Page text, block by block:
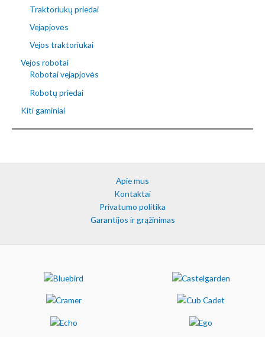
Traktoriukų priedai
Vejapjovės
Vejos traktoriukai
Vejos robotai
Robotai vejapjovės
Robotų priedai
Kiti gaminiai
Apie mus
Kontaktai
Privatumo politika
Garantijos ir grąžinimas